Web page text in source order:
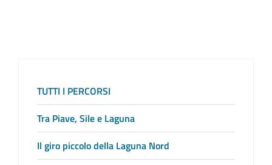
TUTTI I PERCORSI
Tra Piave, Sile e Laguna
Il giro piccolo della Laguna Nord